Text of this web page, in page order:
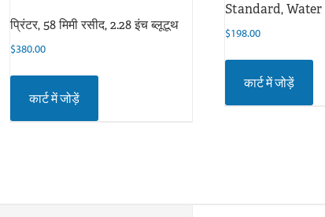
प्रिंटर, 58 मिमी रसीद, 2.28 इंच ब्लूटूथ
$380.00
कार्ट में जोड़ें
Standard, Water
$198.00
कार्ट में जोड़ें